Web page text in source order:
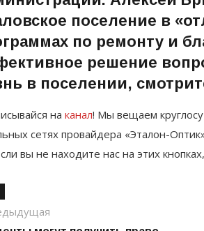
поселение в
по ремонту и
решение
в поселении,
на канал! Мы вещаем
сетях провайдера «Эталон-
вы не находите нас на этих